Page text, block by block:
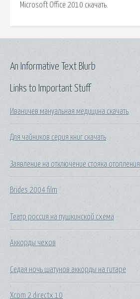
Microsoft Office 2010 скачать.
Links to Important Stuff
Иваничев мануальная медицина скачать
Для чайников серия книг скачать
Заявление на отключение стояка отопления
Brides 2004 film
Театр россия на пушкинской схема
Аккорды чехов
Седая ночь шатунов аккорды на гитаре
Xcom 2 directx 10
An Informative Text Blurb